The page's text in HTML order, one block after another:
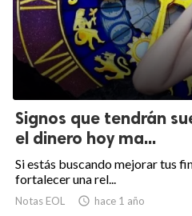
Signos que tendrán
el dinero hoy ma...
Si estás buscando mejorar tus
fortalecer una rel...
Notas EOL  hace 1 año